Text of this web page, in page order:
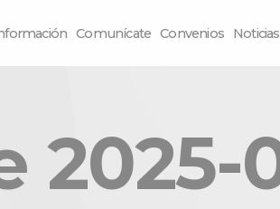
Comunícate Convenios Noticias
2025-